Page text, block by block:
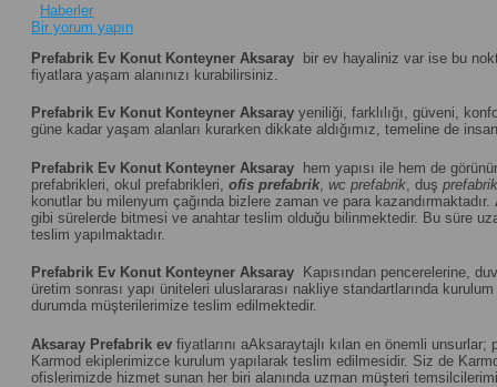
Haberler
Bir yorum yapın
Prefabrik Ev Konut Konteyner Aksaray bir ev hayaliniz var ise bu
fiyatlara yaşam alanınızı kurabilirsiniz.
Prefabrik Ev Konut Konteyner Aksaray yeniliği, farklılığı, güveni,
güne kadar yaşam alanları kurarken dikkate aldığımız, temeline de
Prefabrik Ev Konut Konteyner Aksaray hem yapısı ile hem de
prefabrikleri, okul prefabrikleri, ofis prefabrik, wc prefabrik , duş prefabrik
konutlar bu milenyum çağında bizlere zaman ve para kazandırmaktadır.
gibi sürelerde bitmesi ve anahtar teslim olduğu bilinmektedir. Bu süre
teslim yapılmaktadır.
Prefabrik Ev Konut Konteyner Aksaray Kapısından pencerelerine,
üretim sonrası yapı üniteleri uluslararası nakliye standartlarında
durumda müşterilerimize teslim edilmektedir.
Aksaray Prefabrik ev fiyatlarını aAksaraytajlı kılan en önemli
Karmod ekiplerimizce kurulum yapılarak teslim edilmesidir. Siz de
ofislerimizde hizmet sunan her biri alanında uzman müşteri